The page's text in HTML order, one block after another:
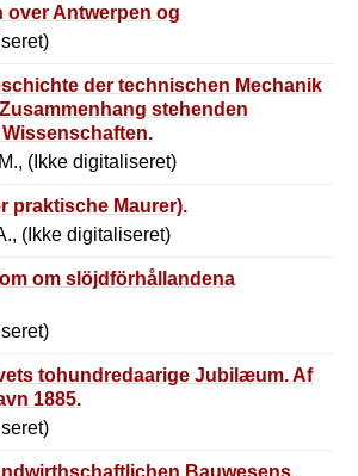
over Antwerpen og
der technischen Mechanik
stehenden
(Ikke digitaliseret)
praktische Maurer).
(Ikke digitaliseret)
om slöjdförhållandena
tohundredaarige Jubilæum. Af
1885.
Bauwesens.